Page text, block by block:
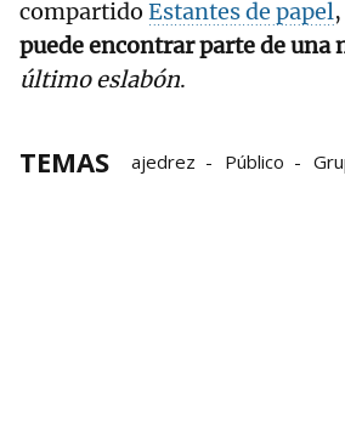
compartido Estantes de papel,
puede encontrar parte de una
último eslabón.
TEMAS ajedrez Público